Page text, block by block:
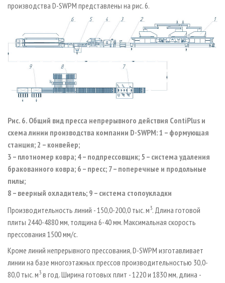
производства D-SWPM представлены на рис. 6.
Рис. 6. Общий вид пресса непрерывного действия ContiPlus и
схема линии производства компании D-SWPM: 1 – формующая
станция; 2 – конвейер;
3 – плотномер ковра; 4 – подпрессовщик; 5 – система удаления
бракованного ковра; 6 – пресс; 7 – поперечные и продольные
пилы;
8 – веерный охладитель; 9 – система стопоукладки
Производительность линий - 150,0-200,0 тыс. м3. Длина готовой
плиты 2440-4880 мм, толщина 6-40 мм. Максимальная скорость
прессования 1500 мм/с.
Кроме линий непрерывного прессования, D-SWPM изготавливает
линии на базе многоэтажных прессов производительностью 30,0-
80,0 тыс. м3 в год. Ширина готовых плит - 1220 и 1830 мм, длина -